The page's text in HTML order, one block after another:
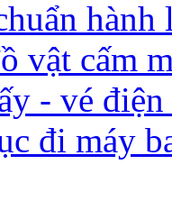
vật cấm
- vé
đi máy